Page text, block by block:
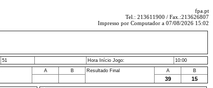
fpa.pt
Tel.: 213611900 / Fax.:213626807
Impresso por Computador a 07/08/2026 15:02
51 Hora Início Jogo:
10:00
A B Resultado Final A B
39 15